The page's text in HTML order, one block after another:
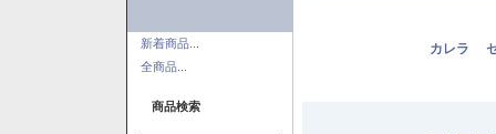
新着商品...
全商品...
商品検索
カレラ